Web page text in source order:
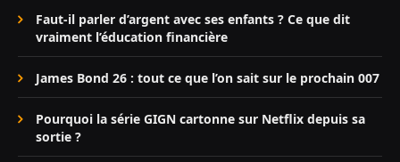
Faut-il parler d’argent avec ses enfants ? Ce que dit
vraiment l’éducation financière
James Bond 26 : tout ce que l’on sait sur le prochain 007
Pourquoi la série GIGN cartonne sur Netflix depuis sa
sortie ?